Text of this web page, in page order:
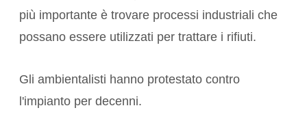
più importante è trovare processi industriali che
possano essere utilizzati per trattare i rifiuti.
Gli ambientalisti hanno protestato contro
l'impianto per decenni.